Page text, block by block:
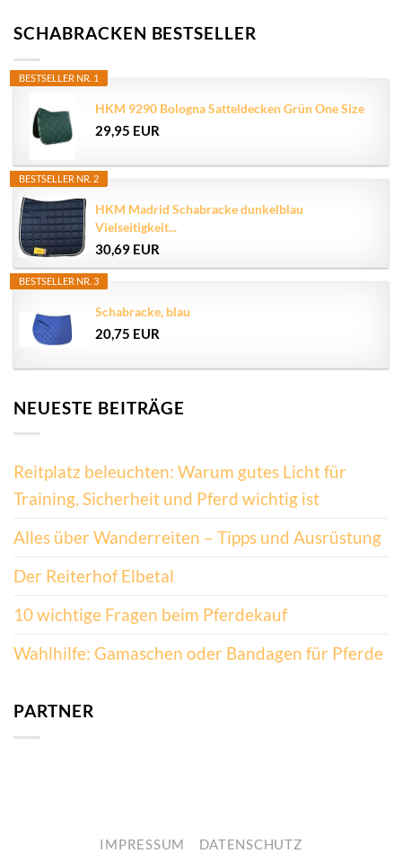
SCHABRACKEN BESTSELLER
BESTSELLER NR. 1
HKM 9290 Bologna Satteldecken Grün One Size
29,95 EUR
BESTSELLER NR. 2
HKM Madrid Schabracke dunkelblau
Vielseitigkeit...
30,69 EUR
BESTSELLER NR. 3
Schabracke, blau
20,75 EUR
NEUESTE BEITRÄGE
Reitplatz beleuchten: Warum gutes Licht für
Training, Sicherheit und Pferd wichtig ist
Alles über Wanderreiten – Tipps und Ausrüstung
Der Reiterhof Elbetal
10 wichtige Fragen beim Pferdekauf
Wahlhilfe: Gamaschen oder Bandagen für Pferde
PARTNER
IMPRESSUM DATENSCHUTZ